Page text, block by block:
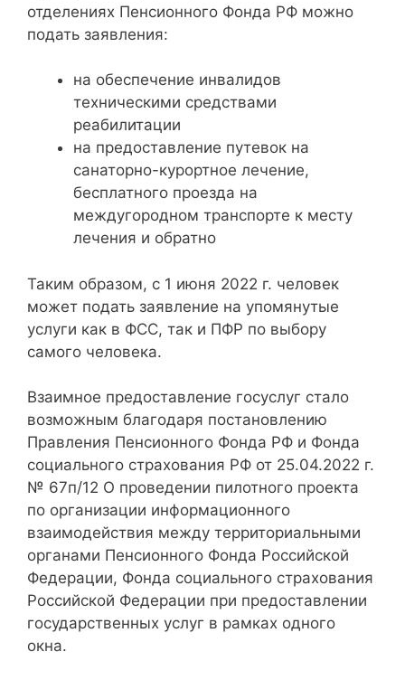
отделениях Пенсионного Фонда РФ можно
подать заявления:
на обеспечение инвалидов
техническими средствами
реабилитации
на предоставление путевок на
санаторно-курортное лечение,
бесплатного проезда на
междугородном транспорте к месту
лечения и обратно
Таким образом, с 1 июня 2022 г. человек
может подать заявление на упомянутые
услуги как в ФСС, так и ПФР по выбору
самого человека.
Взаимное предоставление госуслуг стало
возможным благодаря постановлению
Правления Пенсионного Фонда РФ и Фонда
социального страхования РФ от 25.04.2022 г.
№ 67п/12 О проведении пилотного проекта
по организации информационного
взаимодействия между территориальными
органами Пенсионного Фонда Российской
Федерации, Фонда социального страхования
Российской Федерации при предоставлении
государственных услуг в рамках одного
окна.